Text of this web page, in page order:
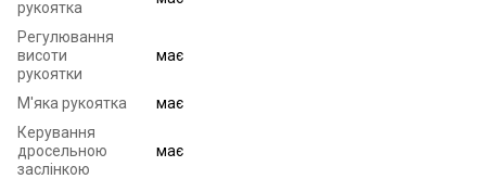
рукоятка
Регулювання
висоти
рукоятки
має
М'яка рукоятка
має
Керування
дросельною
заслінкою
має